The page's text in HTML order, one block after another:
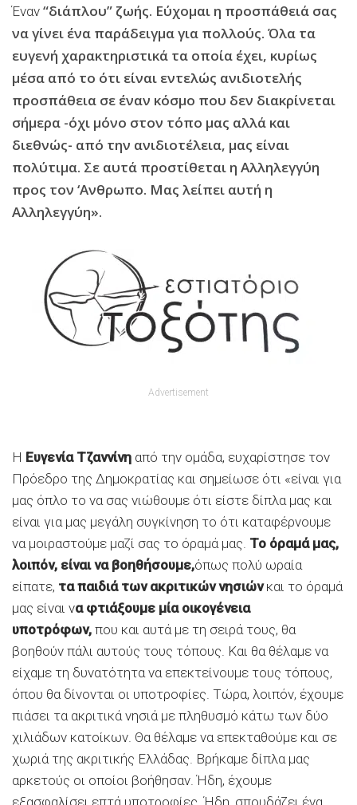
Έναν “διάπλου” ζωής. Εύχομαι η προσπάθειά σας
να γίνει ένα παράδειγμα για πολλούς. Όλα τα
ευγενή χαρακτηριστικά τα οποία έχει, κυρίως
μέσα από το ότι είναι εντελώς ανιδιοτελής
προσπάθεια σε έναν κόσμο που δεν διακρίνεται
σήμερα -όχι μόνο στον τόπο μας αλλά και
διεθνώς- από την ανιδιοτέλεια, μας είναι
πολύτιμα. Σε αυτά προστίθεται η Αλληλεγγύη
προς τον ‘Ανθρωπο. Μας λείπει αυτή η
Αλληλεγγύη».
Advertisement
Η Ευγενία Τζαννίνη από την ομάδα, ευχαρίστησε τον
Πρόεδρο της Δημοκρατίας και σημείωσε ότι «είναι για
μας όπλο το να σας νιώθουμε ότι είστε δίπλα μας και
είναι για μας μεγάλη συγκίνηση το ότι καταφέρνουμε
να μοιραστούμε μαζί σας το όραμά μας. Το όραμά μας,
λοιπόν, είναι να βοηθήσουμε,όπως πολύ ωραία
είπατε, τα παιδιά των ακριτικών νησιώνκαι το όραμά
μας είναι να φτιάξουμε μία οικογένεια
υποτρόφων, που και αυτά με τη σειρά τους, θα
βοηθούν πάλι αυτούς τους τόπους. Και θα θέλαμε να
είχαμε τη δυνατότητα να επεκτείνουμε τους τόπους,
όπου θα δίνονται οι υποτροφίες. Τώρα, λοιπόν, έχουμε
πιάσει τα ακριτικά νησιά με πληθυσμό κάτω των δύο
χιλιάδων κατοίκων. Θα θέλαμε να επεκταθούμε και σε
χωριά της ακριτικής Ελλάδας. Βρήκαμε δίπλα μας
αρκετούς οι οποίοι βοήθησαν. Ήδη, έχουμε
εξασφαλίσει επτά υποτροφίες. Ήδη, σπουδάζει ένα